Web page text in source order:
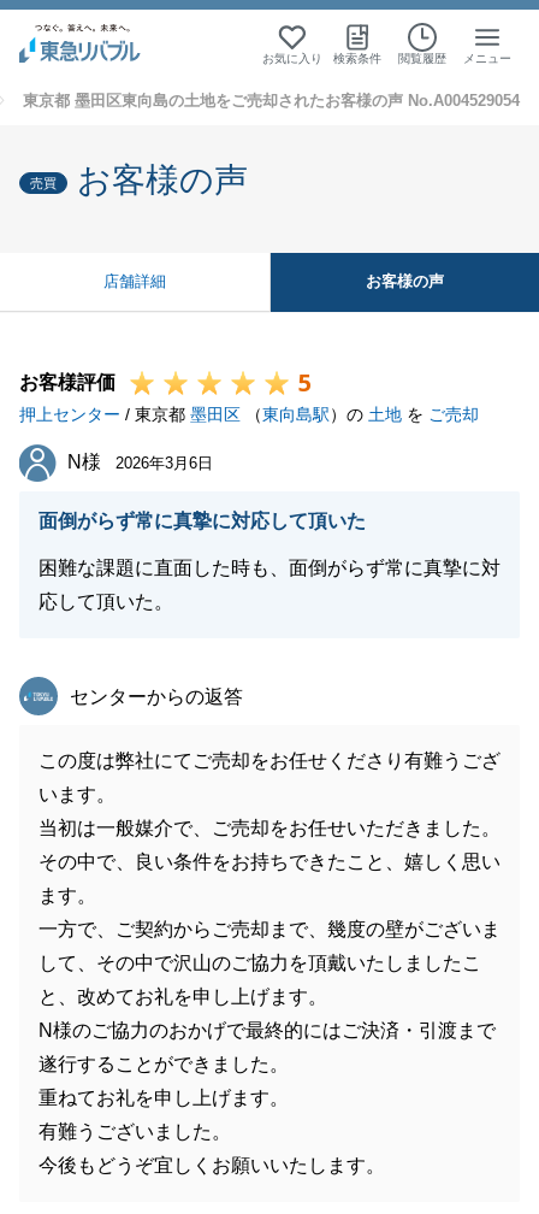
お気に入り 検索条件 閲覧履歴 メニュー
東京都 墨田区東向島の土地をご売却されたお客様の声 No.A004529054
売買 お客様の声
店舗詳細 お客様の声
お客様評価 5
押上センター / 東京都 墨田区 （東向島駅）の 土地 を ご売却
N様
N様 2026年3月6日
面倒がらず常に真摯に対応して頂いた
困難な課題に直面した時も、面倒がらず常に真摯に対
応して頂いた。
東急リバブル
センターからの返答
この度は弊社にてご売却をお任せくださり有難うござ
います。
当初は一般媒介で、ご売却をお任せいただきました。
その中で、良い条件をお持ちできたこと、嬉しく思い
ます。
一方で、ご契約からご売却まで、幾度の壁がございま
して、その中で沢山のご協力を頂戴いたしましたこ
と、改めてお礼を申し上げます。
N様のご協力のおかげで最終的にはご決済・引渡まで
遂行することができました。
重ねてお礼を申し上げます。
有難うございました。
今後もどうぞ宜しくお願いいたします。